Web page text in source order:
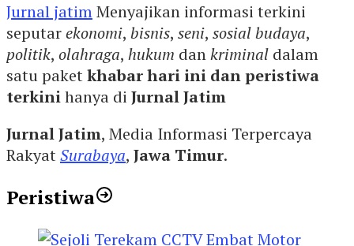
Jurnal jatimMenyajikan informasi terkini
seputarekonomi, bisnis, seni, sosial budaya,
politik, olahraga, hukum dankriminal dalam
satu paketkhabar hari ini dan peristiwa
terkinihanya di Jurnal Jatim
Jurnal Jatim, Media Informasi Terpercaya
RakyatSurabaya, Jawa Timur.
Peristiwa